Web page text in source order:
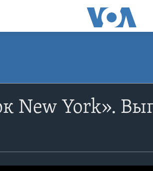
New York».